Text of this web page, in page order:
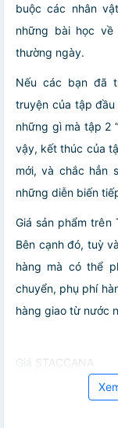
buộc các nhân
những bài học
thường ngày.
Nếu các bạn đã
truyện của tập
những gì mà tập 2
vậy, kết thúc của
mới, và chắc hẳn
những diễn biến
Giá sản phẩm trên
Bên cạnh đó, tuỳ
hàng mà có thể
chuyển, phụ phí
hàng giao từ nước
Giá STACCANA